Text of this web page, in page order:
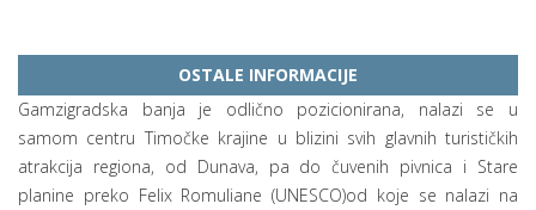
OSTALE INFORMACIJE
Gamzigradska banja je odlično pozicionirana, nalazi se u
samom centru Timočke krajine u blizini svih glavnih turističkih
atrakcija regiona, od Dunava, pa do čuvenih pivnica i Stare
planine preko Felix Romuliane (UNESCO)od koje se nalazi na